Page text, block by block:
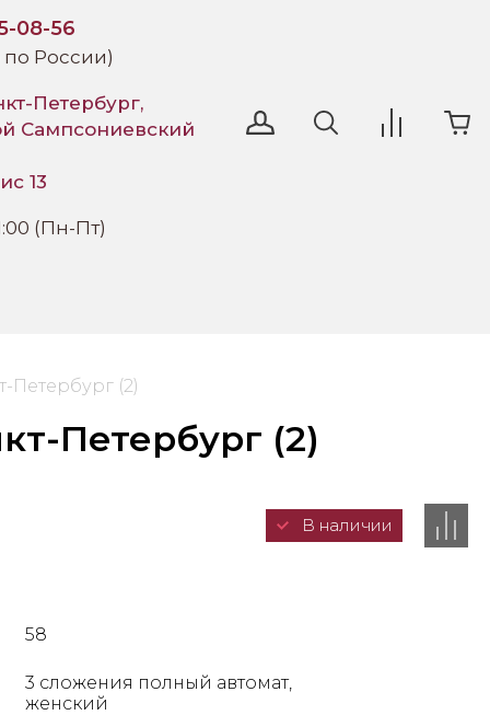
08-56
России)
Петербург,
Сампсониевский
13
(Пн-Пт)
Петербург (2)
Петербург (2)
В наличии
58
3 сложения полный автомат,
женский